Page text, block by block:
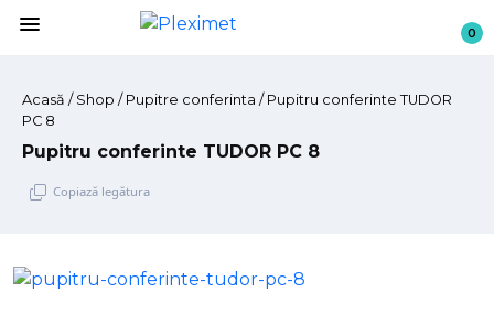
menu 0
Acasă / Shop / Pupitre conferinta / Pupitru conferinte TUDOR
PC 8
Pupitru conferinte TUDOR PC 8
Copiază legătura